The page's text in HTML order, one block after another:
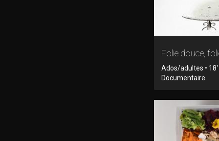
Folie douce,
Ados/adultes • 18'
Documentaire